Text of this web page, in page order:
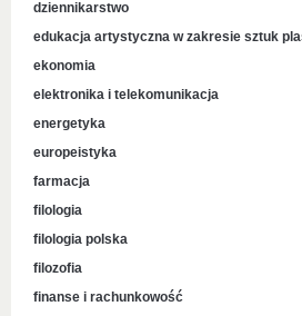
dziennikarstwo
edukacja artystyczna w zakresie sztuk
ekonomia
elektronika i telekomunikacja
energetyka
europeistyka
farmacja
filologia
filologia polska
filozofia
finanse i rachunkowość